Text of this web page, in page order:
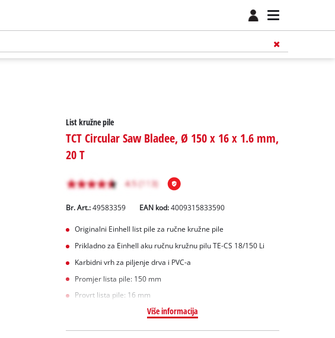
List kružne pile
TCT Circular Saw Bladee, Ø 150 x 16 x 1.6 mm,
20 T
Br. Art.: 49583359 EAN kod:4009315833590
Originalni Einhell list pile za ručne kružne pile
Prikladno za Einhell aku ručnu kružnu pilu TE-CS 18/150 Li
Karbidni vrh za piljenje drva i PVC-a
Promjer lista pile: 150 mm
Provrt lista pile: 16 mm
Više informacija